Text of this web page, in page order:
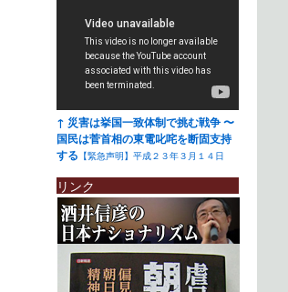
↑ 災害は挙国一致体制で挑む戦争 〜
国民は菅首相の東電叱咤を断固支持
する 【緊急声明】平成２３年３月１４日
リンク